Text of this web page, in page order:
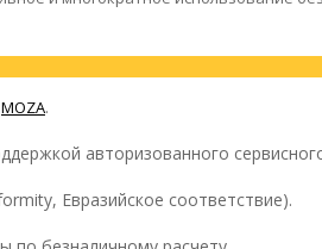
MOZA.
авторизованного
Евразийское соответствие).